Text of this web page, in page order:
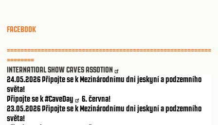
FACEBOOK
============================================================
========
INTERNATIOAL SHOW CAVES ASSOTION
24.05.2026 Připojte se k Mezinárodnímu dni jeskyní a podzemního
světa!
Připojte se k#CaveDay
6. června!
23.05.2026 Připojte se k Mezinárodnímu dni jeskyní a podzemního
světa!